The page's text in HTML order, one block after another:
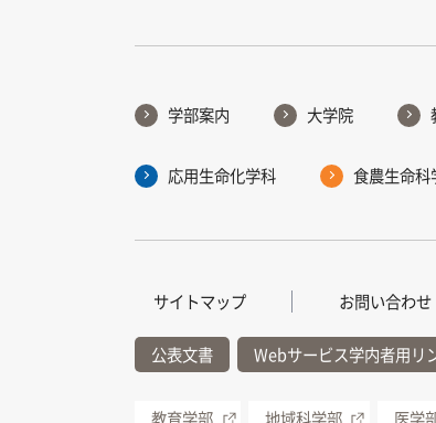
学部案内 大学院
応用生命化学科 食農生命科
サイトマップ お問い合わせ
公表文書 Webサービス学内者用リ